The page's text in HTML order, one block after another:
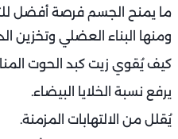
ما يمنح الجسم فرصة أفضل
ومنها البناء العضلي وتخزين
كيف يُقوي زيت كبد الحوت
يرفع نسبة الخلايا البيضاء.
يُقلل من الالتهابات المزمنة.